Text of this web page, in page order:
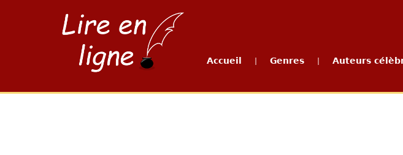
Accueil Genres Auteurs